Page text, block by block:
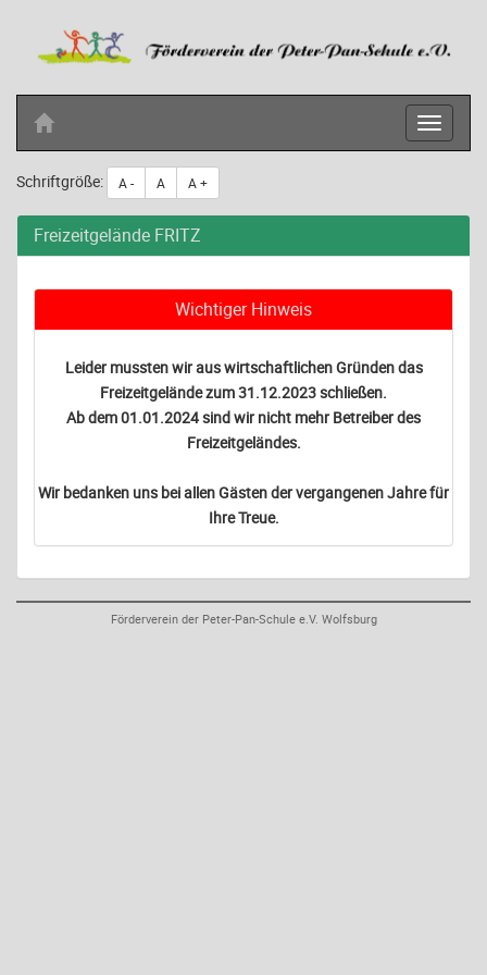
Schriftgröße: A - A A +
Freizeitgelände FRITZ
Wichtiger Hinweis
Leider mussten wir aus wirtschaftlichen Gründen das
Freizeitgelände zum 31.12.2023 schließen.
Ab dem 01.01.2024 sind wir nicht mehr Betreiber des
Freizeitgeländes.
Wir bedanken uns bei allen Gästen der vergangenen Jahre für
Ihre Treue.
Förderverein der Peter-Pan-Schule e.V. Wolfsburg